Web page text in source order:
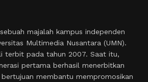
majalah kampus independen
Multimedia Nusantara (UMN).
terbit pada tahun 2007. Saat itu,
pertama berhasil menerbitkan
membantu mempromosikan